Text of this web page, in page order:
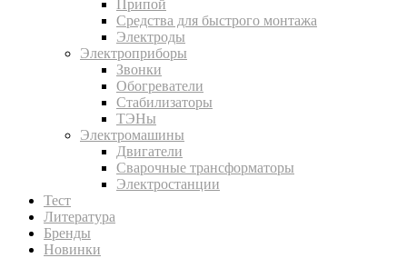
Припой
Средства для быстрого монтажа
Электроды
Электроприборы
Звонки
Обогреватели
Стабилизаторы
ТЭНы
Электромашины
Двигатели
Сварочные трансформаторы
Электростанции
Тест
Литература
Бренды
Новинки